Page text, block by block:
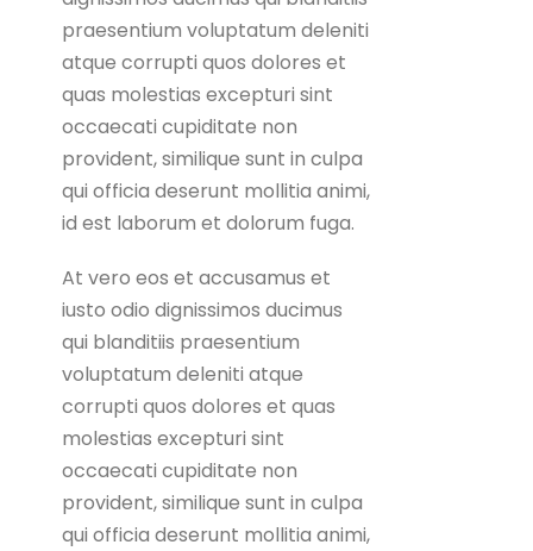
praesentium voluptatum deleniti
atque corrupti quos dolores et
quas molestias excepturi sint
occaecati cupiditate non
provident, similique sunt in culpa
qui officia deserunt mollitia animi,
id est laborum et dolorum fuga.
At vero eos et accusamus et
iusto odio dignissimos ducimus
qui blanditiis praesentium
voluptatum deleniti atque
corrupti quos dolores et quas
molestias excepturi sint
occaecati cupiditate non
provident, similique sunt in culpa
qui officia deserunt mollitia animi,